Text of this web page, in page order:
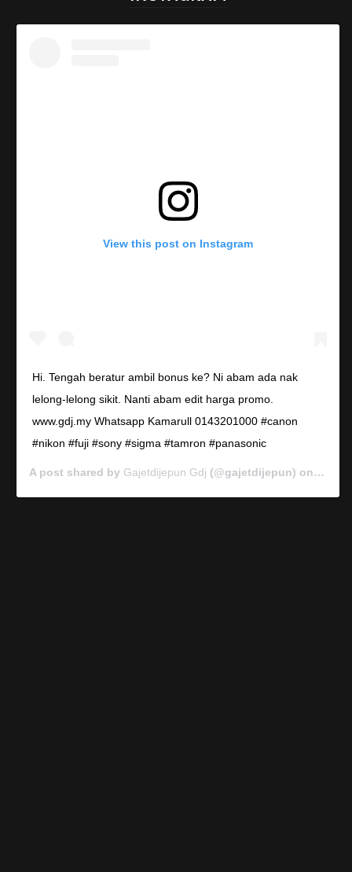
View this post on Instagram
Hi. Tengah beratur ambil bonus ke? Ni abam ada nak
lelong-lelong sikit. Nanti abam edit harga promo.
www.gdj.my Whatsapp Kamarull 0143201000 #canon
#nikon #fuji #sony #sigma #tamron #panasonic
A post shared by Gajetdijepun Gdj (@gajetdijepun) on Jan 7,